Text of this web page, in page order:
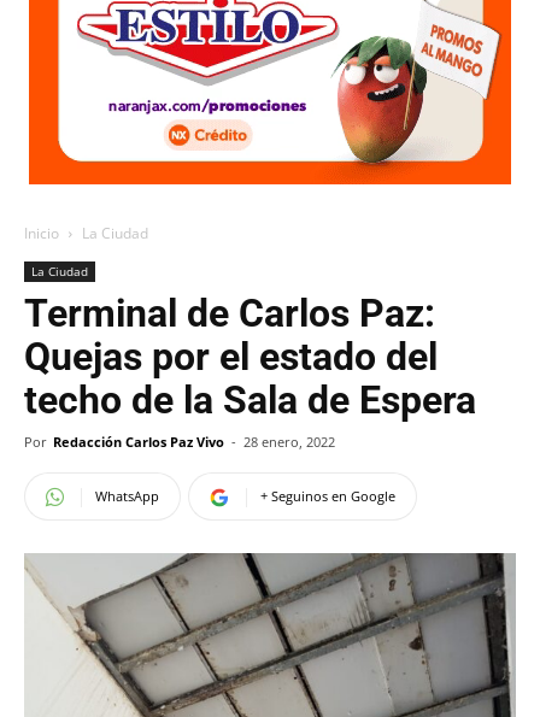
Inicio La Ciudad
La Ciudad
Terminal de Carlos Paz:
Quejas por el estado del
techo de la Sala de Espera
Por Redacción Carlos Paz Vivo - 28 enero, 2022
WhatsApp + Seguinos en Google